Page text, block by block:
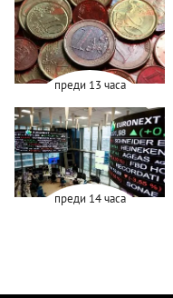
преди 13 часа
преди 14 часа